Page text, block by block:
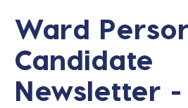
Ward
Candidate
Newsletter -